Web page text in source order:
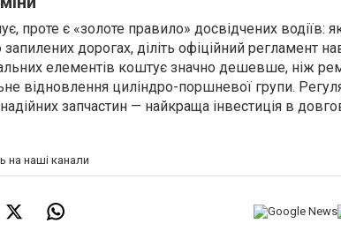
проте є «золоте правило» досвідчених водіїв:
дорогах, діліть офіційний регламент
елементів коштує значно дешевше, ніж
відновлення циліндро-поршневої групи.
запчастин — найкраща інвестиція в
на наші канали